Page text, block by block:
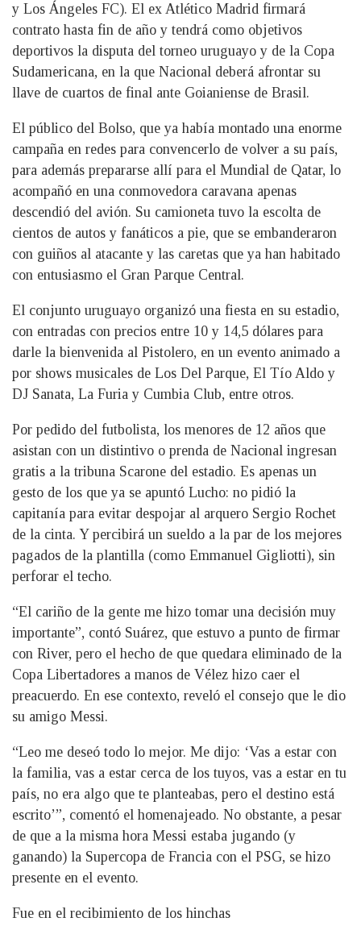
y Los Ángeles FC). El ex Atlético Madrid firmará
contrato hasta fin de año y tendrá como objetivos
deportivos la disputa del torneo uruguayo y de la Copa
Sudamericana, en la que Nacional deberá afrontar su
llave de cuartos de final ante Goianiense de Brasil.
El público del Bolso, que ya había montado una enorme
campaña en redes para convencerlo de volver a su país,
para además prepararse allí para el Mundial de Qatar, lo
acompañó en una conmovedora caravana apenas
descendió del avión. Su camioneta tuvo la escolta de
cientos de autos y fanáticos a pie, que se embanderaron
con guiños al atacante y las caretas que ya han habitado
con entusiasmo el Gran Parque Central.
El conjunto uruguayo organizó una fiesta en su estadio,
con entradas con precios entre 10 y 14,5 dólares para
darle la bienvenida al Pistolero, en un evento animado a
por shows musicales de Los Del Parque, El Tío Aldo y
DJ Sanata, La Furia y Cumbia Club, entre otros.
Por pedido del futbolista, los menores de 12 años que
asistan con un distintivo o prenda de Nacional ingresan
gratis a la tribuna Scarone del estadio. Es apenas un
gesto de los que ya se apuntó Lucho: no pidió la
capitanía para evitar despojar al arquero Sergio Rochet
de la cinta. Y percibirá un sueldo a la par de los mejores
pagados de la plantilla (como Emmanuel Gigliotti), sin
perforar el techo.
“El cariño de la gente me hizo tomar una decisión muy
importante”, contó Suárez, que estuvo a punto de firmar
con River, pero el hecho de que quedara eliminado de la
Copa Libertadores a manos de Vélez hizo caer el
preacuerdo. En ese contexto, reveló el consejo que le dio
su amigo Messi.
“Leo me deseó todo lo mejor. Me dijo: ‘Vas a estar con
la familia, vas a estar cerca de los tuyos, vas a estar en tu
país, no era algo que te planteabas, pero el destino está
escrito’”, comentó el homenajeado. No obstante, a pesar
de que a la misma hora Messi estaba jugando (y
ganando) la Supercopa de Francia con el PSG, se hizo
presente en el evento.
Fue en el recibimiento de los hinchas